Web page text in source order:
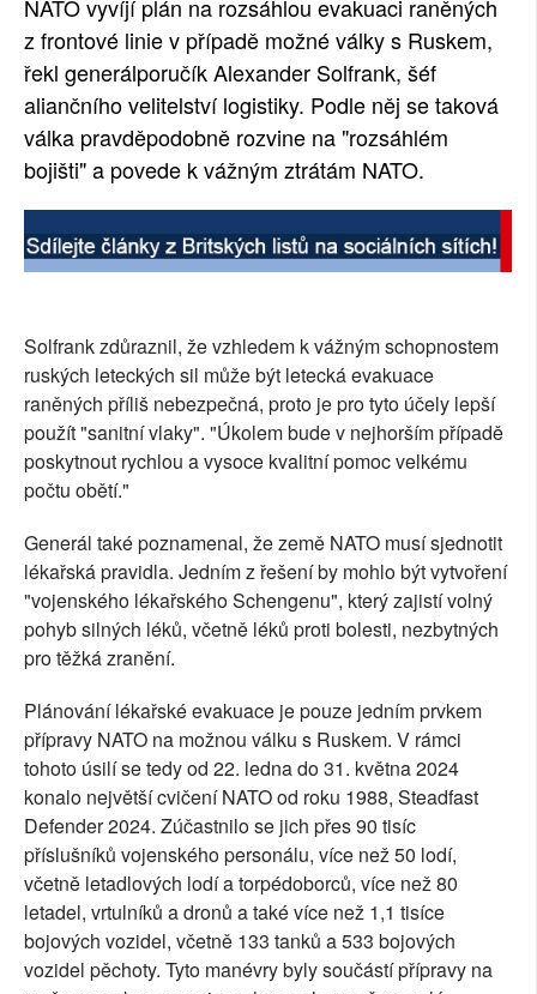
SOCIÁLNÍ SÍTĚ
RUBRIKY
PLNÁ VERZE STRÁNEK
NATO vyvíjí plán na rozsáhlou evakuaci raněných
z frontové linie v případě možné války s Ruskem,
řekl generálporučík Alexander Solfrank, šéf
aliančního velitelství logistiky. Podle něj se taková
válka pravděpodobně rozvine na "rozsáhlém
bojišti" a povede k vážným ztrátám NATO.
Solfrank zdůraznil, že vzhledem k vážným schopnostem
ruských leteckých sil může být letecká evakuace
raněných příliš nebezpečná, proto je pro tyto účely lepší
použít "sanitní vlaky". "Úkolem bude v nejhorším případě
poskytnout rychlou a vysoce kvalitní pomoc velkému
počtu obětí."
Generál také poznamenal, že země NATO musí sjednotit
lékařská pravidla. Jedním z řešení by mohlo být vytvoření
"vojenského lékařského Schengenu", který zajistí volný
pohyb silných léků, včetně léků proti bolesti, nezbytných
pro těžká zranění.
Plánování lékařské evakuace je pouze jedním prvkem
přípravy NATO na možnou válku s Ruskem. V rámci
tohoto úsilí se tedy od 22. ledna do 31. května 2024
konalo největší cvičení NATO od roku 1988, Steadfast
Defender 2024. Zúčastnilo se jich přes 90 tisíc
příslušníků vojenského personálu, více než 50 lodí,
včetně letadlových lodí a torpédoborců, více než 80
letadel, vrtulníků a dronů a také více než 1,1 tisíce
bojových vozidel, včetně 133 tanků a 533 bojových
vozidel pěchoty. Tyto manévry byly součástí přípravy na